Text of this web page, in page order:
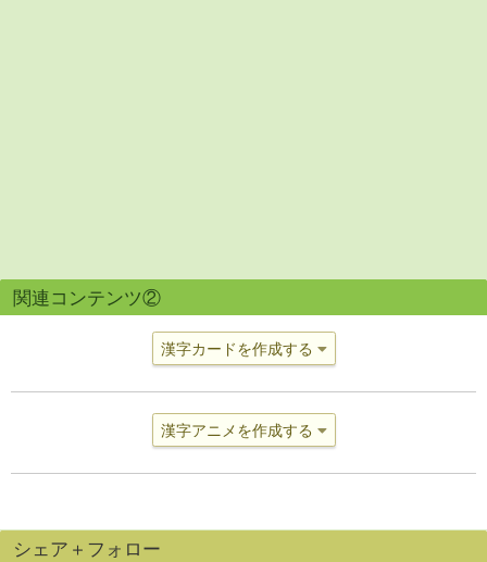
関連コンテンツ②
漢字カードを作成する
漢字アニメを作成する
シェア＋フォロー